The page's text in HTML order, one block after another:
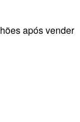
após vender